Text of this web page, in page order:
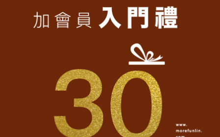
軟透氣、頂級親膚。
【注意事項及洗滌方式】
• 請勿使用柔軟精浸泡、漂白劑、螢光增白劑及帽子柔軟劑，以免
破壞帽子布料。
• 不可水洗，以免帽子染色；請弱速輕脫水，不可烘乾，以免帽子